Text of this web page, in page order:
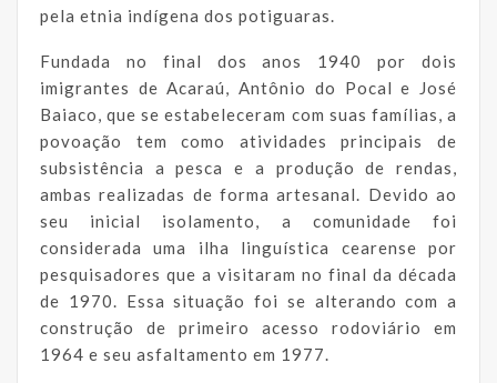
pela etnia indígena dos potiguaras.
Fundada no final dos anos 1940 por dois
imigrantes de Acaraú, Antônio do Pocal e José
Baiaco, que se estabeleceram com suas famílias, a
povoação tem como atividades principais de
subsistência a pesca e a produção de rendas,
ambas realizadas de forma artesanal. Devido ao
seu inicial isolamento, a comunidade foi
considerada uma ilha linguística cearense por
pesquisadores que a visitaram no final da década
de 1970. Essa situação foi se alterando com a
construção de primeiro acesso rodoviário em
1964 e seu asfaltamento em 1977.